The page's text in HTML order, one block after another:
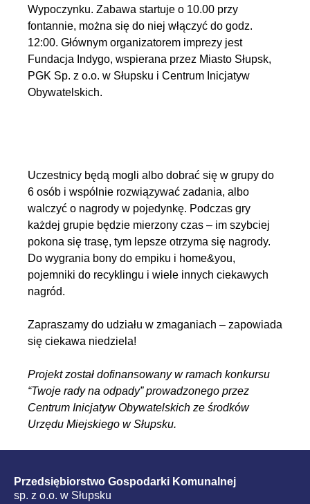
Wypoczynku. Zabawa startuje o 10.00 przy
fontannie, można się do niej włączyć do godz.
12:00. Głównym organizatorem imprezy jest
Fundacja Indygo, wspierana przez Miasto Słupsk,
PGK Sp. z o.o. w Słupsku i Centrum Inicjatyw
Obywatelskich.
Uczestnicy będą mogli albo dobrać się w grupy do
6 osób i wspólnie rozwiązywać zadania, albo
walczyć o nagrody w pojedynkę. Podczas gry
każdej grupie będzie mierzony czas – im szybciej
pokona się trasę, tym lepsze otrzyma się nagrody.
Do wygrania bony do empiku i home&you,
pojemniki do recyklingu i wiele innych ciekawych
nagród.
Zapraszamy do udziału w zmaganiach – zapowiada
się ciekawa niedziela!
Projekt został dofinansowany w ramach konkursu
“Twoje rady na odpady” prowadzonego przez
Centrum Inicjatyw Obywatelskich ze środków
Urzędu Miejskiego w Słupsku.
Przedsiębiorstwo Gospodarki Komunalnej
sp. z o.o. w Słupsku